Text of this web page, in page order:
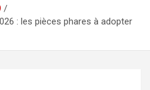
: les pièces phares à adopter